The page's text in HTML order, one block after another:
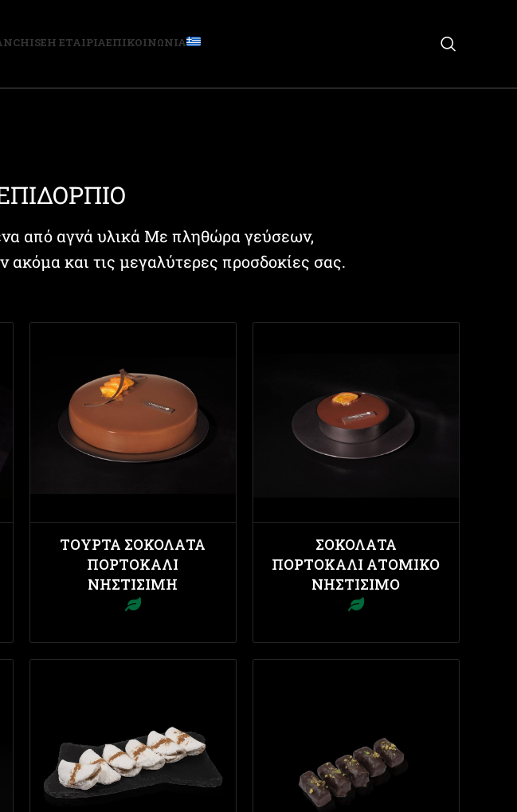
Η ΕΤΑΙΡΙΑΕΠΙΚΟΙΝΩΝΙΑ
από αγνά υλικά Με πληθώρα γεύσεων,
και τις μεγαλύτερες προσδοκίες σας.
ΤΟΎΡΤΑ ΣΟΚΟΛΆΤΑ
ΠΟΡΤΟΚΆΛΙ
ΝΗΣΤΊΣΙΜΗ
ΣΟΚΟΛΆΤΑ
ΠΟΡΤΟΚΆΛΙ ΑΤΟΜΙΚΌ
ΝΗΣΤΊΣΙΜΟ